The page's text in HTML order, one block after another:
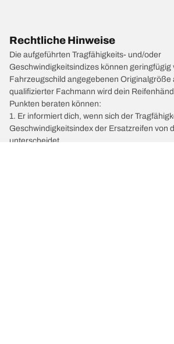
Rechtliche Hinweise
Die aufgeführten Tragfähigkeits- und/oder
Geschwindigkeitsindizes können geringfügig
Fahrzeugschild angegebenen Originalgröße
qualifizierter Fachmann wird dein
Punkten beraten können:
1. Er informiert dich, wenn sich der
Geschwindigkeitsindex der Ersatzreifen von
unterscheidet.